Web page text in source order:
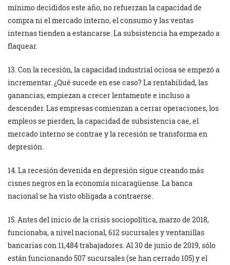
mínimo decididos este año, no refuerzan la capacidad de
compra ni el mercado interno, el consumo y las ventas
internas tienden a estancarse. La subsistencia ha empezado a
flaquear.
13. Con la recesión, la capacidad industrial ociosa se empezó a
incrementar. ¿Qué sucede en ese caso? La rentabilidad, las
ganancias, empiezan a crecer lentamente e incluso a
descender. Las empresas comienzan a cerrar operaciones, los
empleos se pierden, la capacidad de subsistencia cae, el
mercado interno se contrae y la recesión se transforma en
depresión.
14. La recesión devenida en depresión sigue creando más
cisnes negros en la economía nicaragüense. La banca
nacional se ha visto obligada a contraerse.
15. Antes del inicio de la crisis sociopolítica, marzo de 2018,
funcionaba, a nivel nacional, 612 sucursales y ventanillas
bancarias con 11,484 trabajadores. Al 30 de junio de 2019, sólo
están funcionando 507 sucursales (se han cerrado 105) y el